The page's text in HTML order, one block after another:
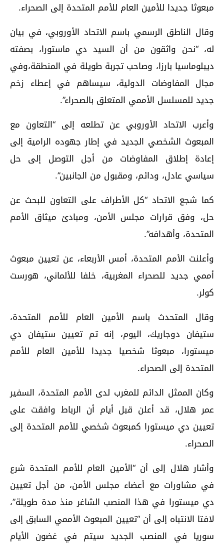
مبعوثا جديدا للأمين العام للأمم المتحدة إلى الصحراء.
وقال الناطق الرسمي باسم الاتحاد الأوروبي، في بيان
له، “نحن واثقون من أن السيد دي ماستورا، بصفته
ديبلوماسيا بارزا، وصاحب تجربة طويلة في المنطقة،وفي
مجال المفاوضات الدولية، سيساهم في إعطاء زخم
جديد للمسلسل الأممي المتعلق بالصحراء”.
وأعرب الاتحاد الأوروبي عن تطلعه إلى “التعاون مع
المبعوث الشخصي الجديد في إطار جهوده الرامية إلى
إعادة إطلاق المفاوضات من أجل التوصل إلى حل
سياسي عادل، ودائم، ومقبول من الجانبين”.
كما شجع الاتحاد “كل الأطراف على التعاون للبحث عن
حل، وفق قرارات مجلس الأمن، ومبادئ ميثاق الأمم
المتحدة، وأهدافه”.
وأعلنت الأمم المتحدة، أمس الأربعاء، عن تعيين مبعوث
أممي جديد للصحراء المغربية، خلفا للألماني، هورست
كولر.
وقال المتحدث باسم الأمين العام للأمم المتحدة،
ستيفان دوجاريك، اليوم، إنه تم تعيين ستيفان دي
ميستورا، مبعوثا شخصيا جديدا للأمين العام للأمم
المتحدة إلى الصحراء.
وكان الممثل الدائم للمغرب لدى الأمم المتحدة، السفير
عمر هلال، قد أعلن قبل أيام أن الرباط وافقت على
تعيين دي ميستورا كمبعوث شخصي للأمم المتحدة إلى
الصحراء.
وأشار هلال إلى أن “الأمين العام للأمم المتحدة شرع
في مشاورات مع أعضاء مجلس الأمن، من أجل تعيين
دي ميستورا في هذا المنصب الشاغر منذ مدة طويلة”،
لافتا الانتباه إلى أن “تعيين المبعوث الأممي السابق إلى
سوريا في المنصب الجديد سيتم في غضون الأيام